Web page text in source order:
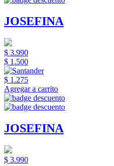
JOSEFINA
$ 3.990
$ 1.500
$ 1.275
Agregar a carrito
JOSEFINA
$ 3.990